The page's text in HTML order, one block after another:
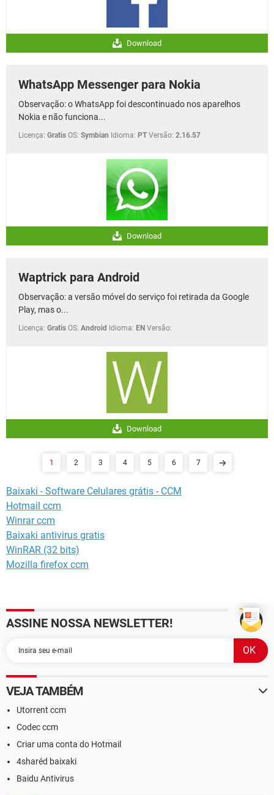
Download
WhatsApp Messenger para Nokia
Observação: o WhatsApp foi descontinuado nos aparelhos
Nokia e não funciona...
Licença: Gratis OS: Symbian Idioma: PT Versão: 2.16.57
Download
Waptrick para Android
Observação: a versão móvel do serviço foi retirada da Google
Play, mas o...
Licença: Gratis OS: Android Idioma: EN Versão:
Download
1 2 3 4 5 6 7
Baixaki - Software Celulares grátis - CCM
Hotmail ccm
Winrar ccm
Baixaki antivirus gratis
WinRAR (32 bits)
Mozilla firefox ccm
ASSINE NOSSA NEWSLETTER!
VEJA TAMBÉM
Utorrent ccm
Codec ccm
Criar uma conta do Hotmail
4sharéd baixaki
Baidu Antivirus